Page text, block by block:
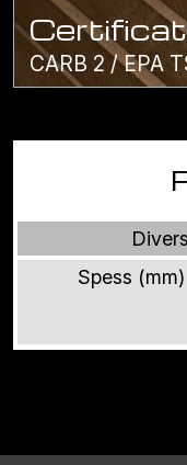
CARB 2 / EPA
Spess (mm)